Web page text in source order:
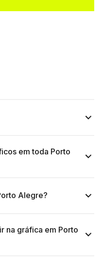
em toda Porto
Alegre?
na gráfica em Porto